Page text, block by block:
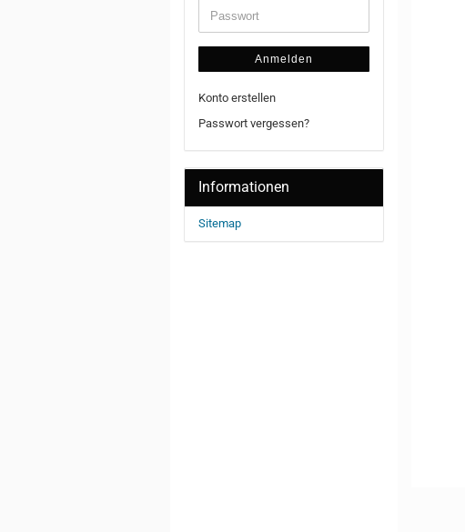
Anmelden
Konto erstellen
Passwort vergessen?
Informationen
Sitemap